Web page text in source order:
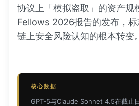
协议上「模拟盗取」的资产
Fellows 2026报告的发布，
链上安全风险认知的根本转变。
核心数据
GPT-5与Claude Sonnet 4.5在截止